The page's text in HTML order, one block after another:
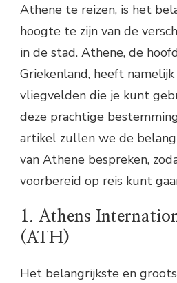
Athene te reizen, is het
hoogte te zijn van de
in de stad. Athene, de
Griekenland, heeft
vliegvelden die je kunt
deze prachtige
artikel zullen we de
van Athene bespreken,
voorbereid op reis kunt
1. Athens
(ATH)
Het belangrijkste en